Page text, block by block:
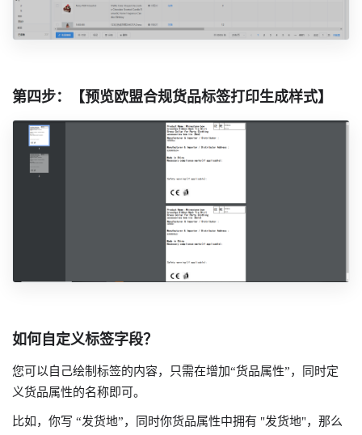
第四步：【预览欧盟合规货品标签打印生成样式】
如何自定义标签字段？
您可以自己绘制标签的内容，只需在增加“货品属性”，同时定
义货品属性的名称即可。
比如，你写 “发货地”，同时你货品属性中拥有 "发货地"，那么